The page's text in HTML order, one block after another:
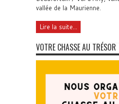
vallée de la Maurienne.
Lire la suite...
VOTRE CHASSE AU TRÉSOR